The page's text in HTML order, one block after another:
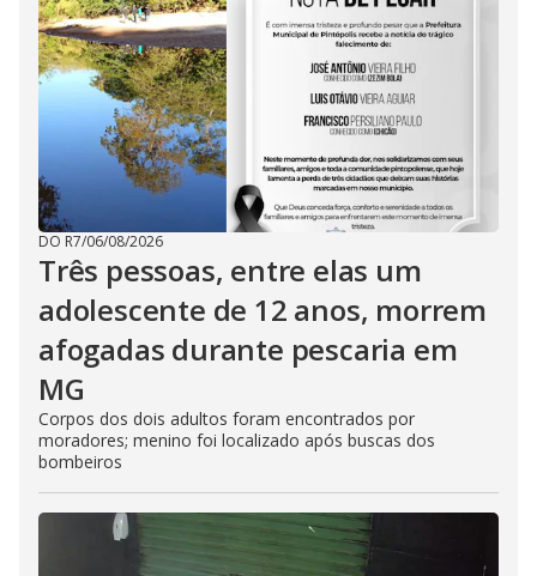
DO R7/06/08/2026
Três pessoas, entre elas um
adolescente de 12 anos, morrem
afogadas durante pescaria em
MG
Corpos dos dois adultos foram encontrados por
moradores; menino foi localizado após buscas dos
bombeiros